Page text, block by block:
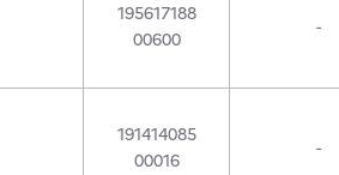
195617188
00600
-
191414085
00016
-